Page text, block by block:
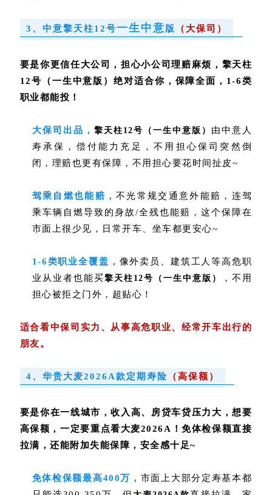
3、中意擎天柱12号一生中意版 （大保司）
要是你更信任大公司，担心小公司理赔麻烦，擎天柱
12号（一生中意版）绝对适合你，保障全面，1-6类
职业都能投！
大保司出品， 擎天柱12号（一生中意版） 由中意人
寿承保，偿付能力充足，不用担心保司突然倒
闭，理赔也更有保障，不用担心要花时间扯皮~
驾乘自燃也能赔，不光常规交通意外能赔，连驾
乘车辆自燃导致的身故/全残也能赔，这个保障在
市面上很少见，日常开车、坐车都更安心~
1-6类职业全覆盖， 像外卖员、建筑工人等高危职
业从业者也能买擎天柱12号（一生中意版）
，不用
担心被拒之门外，超贴心！
适合看中保司实力、从事高危职业、经常开车出行的
朋友。
4、华贵大麦2026A款定期寿险 （高保额）
要是你在一线城市，收入高、房贷车贷压力大，想要
高保额，一定要重点看大麦2026A！免体检保额直接
拉满，还能附加失能保障，安全感十足~
免体检保额最高400万， 市面上大部分定寿基本都